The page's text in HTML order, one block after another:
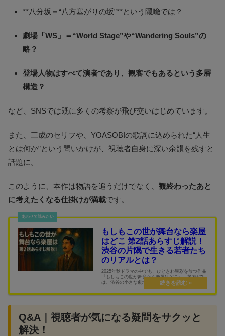
**八分坂＝“八方塞がりの坂”**という隠喩では？
劇場「WS」＝“World Stage”や“Wandering Souls”の
略？
登場人物はすべて演者であり、観客でもあるという多層
構造？
など、SNSでは既に多くの考察が飛び交いはじめています。
また、三成のセリフや、YOASOBIの歌詞に込められた“人生
とは何か”という問いかけが、視聴者自身に深い余韻を残すと
話題に。
このように、本作は物語を追うだけでなく、 観終わったあと
に考えたくなる仕掛けが満載です。
もしもこの世が舞台なら楽屋
はどこ 第2話あらすじ解説！
渋谷の片隅で生きる若者たち
のリアルとは？
2025年秋ドラマの中でも、ひときわ異彩を放つ作品
『もしもこの世が舞台なら楽屋はどこ』。第2話で
は、渋谷の小さな劇場を舞台に、夢と現実のはざま
た。菅田将暉・神木隆之介・二階堂ふみら豪華キャ
Q&A｜視聴者が気になる疑問をサクッと
解決！